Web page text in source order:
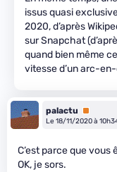
issus quasi
2020, d’après
sur Snapchat
quand bien même
vitesse d’un arc-
palactu
Premium
Le 18/11/2020 à
C’est parce que vous
OK, je sors.